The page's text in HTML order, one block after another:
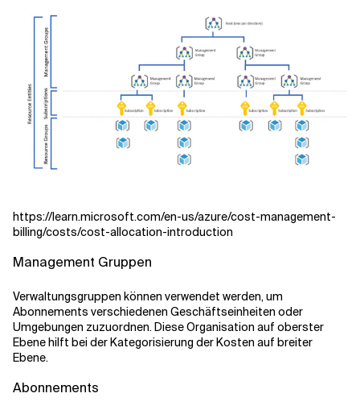
https://learn.microsoft.com/en-us/azure/cost-management-
billing/costs/cost-allocation-introduction
Management Gruppen
Verwaltungsgruppen können verwendet werden, um
Abonnements verschiedenen Geschäftseinheiten oder
Umgebungen zuzuordnen. Diese Organisation auf oberster
Ebene hilft bei der Kategorisierung der Kosten auf breiter
Ebene.
Abonnements